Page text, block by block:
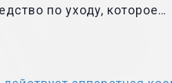
по уходу, которое…